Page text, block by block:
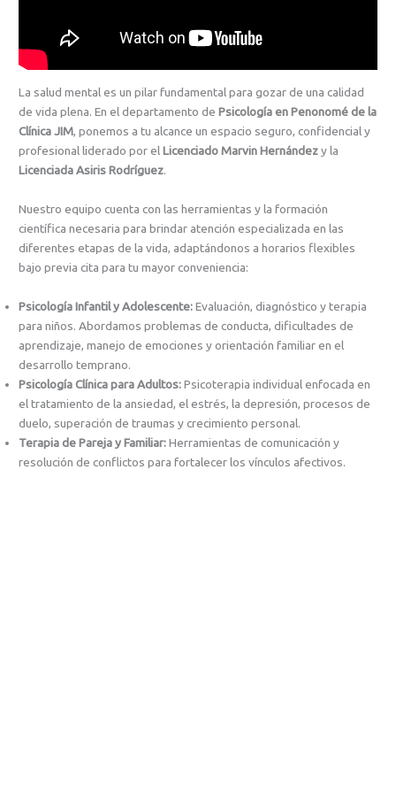
La salud mental es un pilar fundamental para gozar de una calidad
de vida plena. En el departamento dePsicología en Penonomé de la
Clínica JIM, ponemos a tu alcance un espacio seguro, confidencial y
profesional liderado por elLicenciado Marvin Hernándezy la
Licenciada Asiris Rodríguez.
Nuestro equipo cuenta con las herramientas y la formación
científica necesaria para brindar atención especializada en las
diferentes etapas de la vida, adaptándonos a horarios flexibles
bajo previa cita para tu mayor conveniencia:
Psicología Infantil y Adolescente:Evaluación, diagnóstico y terapia
para niños. Abordamos problemas de conducta, dificultades de
aprendizaje, manejo de emociones y orientación familiar en el
desarrollo temprano.
Psicología Clínica para Adultos:Psicoterapia individual enfocada en
el tratamiento de la ansiedad, el estrés, la depresión, procesos de
duelo, superación de traumas y crecimiento personal.
Terapia de Pareja y Familiar:Herramientas de comunicación y
resolución de conflictos para fortalecer los vínculos afectivos.